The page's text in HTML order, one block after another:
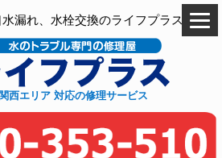
漏れ、水栓交換のライフプラス
関西エリア 対応の修理サービス